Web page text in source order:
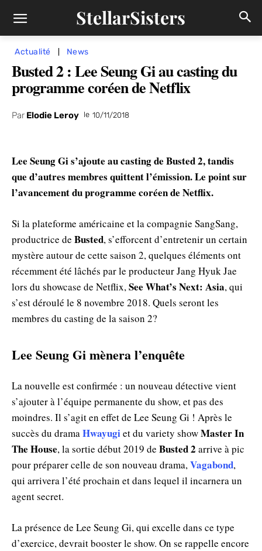
StellarSisters
Actualité News
Busted 2 : Lee Seung Gi au casting du
programme coréen de Netflix
Par Elodie Leroy le 10/11/2018
Lee Seung Gi s’ajoute au casting de Busted 2, tandis
que d’autres membres quittent l’émission. Le point sur
l’avancement du programme coréen de Netflix.
Si la plateforme américaine et la compagnie SangSang,
productrice de Busted, s’efforcent d’entretenir un certain
mystère autour de cette saison 2, quelques éléments ont
récemment été lâchés par le producteur Jang Hyuk Jae
lors du showcase de Netflix,See What’s Next: Asia, qui
s’est déroulé le 8 novembre 2018. Quels seront les
membres du casting de la saison 2?
Lee Seung Gi mènera l’enquête
La nouvelle est confirmée : un nouveau détective vient
s’ajouter à l’équipe permanente du show, et pas des
moindres. Il s’agit en effet de Lee Seung Gi ! Après le
succès du dramaHwayugiet du variety showMaster In
The House, la sortie début 2019 de Busted 2 arrive à pic
pour préparer celle de son nouveau drama,Vagabond,
qui arrivera l’été prochain et dans lequel il incarnera un
agent secret.
La présence de Lee Seung Gi, qui excelle dans ce type
d’exercice, devrait booster le show. On se rappelle encore